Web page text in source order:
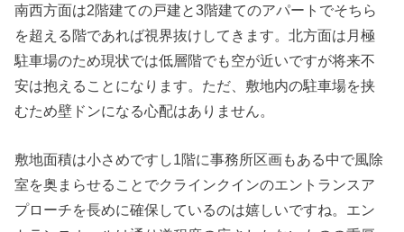
南西方面は2階建ての戸建と3階建てのアパートでそちら
を超える階であれば視界抜けしてきます。北方面は月極
駐車場のため現状では低層階でも空が近いですが将来不
安は抱えることになります。ただ、敷地内の駐車場を挟
むため壁ドンになる心配はありません。
敷地面積は小さめですし1階に事務所区画もある中で風除
室を奥まらせることでクラインクインのエントランスア
プローチを長めに確保しているのは嬉しいですね。エン